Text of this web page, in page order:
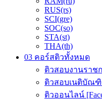
RUS(rs)
SCI(gre)
SOC(so)
STA(st)
THA(th)
03 คอร์สติวทั้งหมด
ติวสอบงานราช
ติวสอบเนติบัณ
ติวออนไลน์